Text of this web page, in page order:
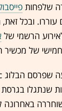
שלפחות
ובכל זאת,
הרשמי של
של מכשיר
שנתגלו
באחרונה